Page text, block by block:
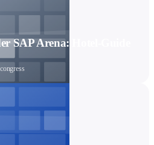
SAP Arena: Hotel-Guide